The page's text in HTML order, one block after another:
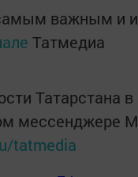
важным и
Татмедиа
Татарстана в
мессенджере
tatmedia